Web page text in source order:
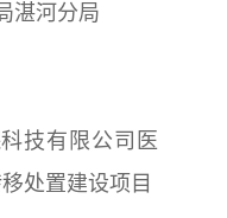
湛河分局
技有限公司医
处置建设项目